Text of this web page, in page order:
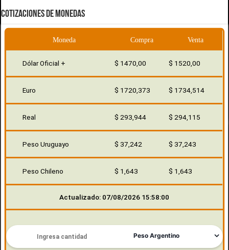
COTIZACIONES DE MONEDAS
Moneda Compra Venta
Dólar Oficial + $ 1470,00 $ 1520,00
Euro $ 1720,373 $ 1734,514
Real $ 293,944 $ 294,115
Peso Uruguayo $ 37,242 $ 37,243
Peso Chileno $ 1,643 $ 1,643
Actualizado: 07/08/2026 15:58:00